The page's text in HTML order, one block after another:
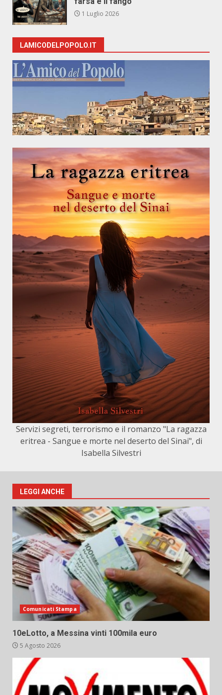
1 Luglio 2026
LAMICODELPOPOLO.IT
Servizi segreti, terrorismo e il romanzo "La ragazza
eritrea - Sangue e morte nel deserto del Sinai", di
Isabella Silvestri
LEGGI ANCHE
Comunicati Stampa
10eLotto, a Messina vinti 100mila euro
5 Agosto 2026